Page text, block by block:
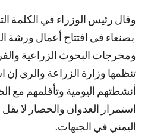
وقال رئيس الوزراء في الكلمة
بصنعاء في افتتاح أعمال ورشة
ومخرجات البحوث الزراعية
تنظمها وزارة الزراعة والري إن
أنشطتهم اليومية وتأقلمهم مع
استمرار العدوان والحصار لا
اليمني في الجبهات.